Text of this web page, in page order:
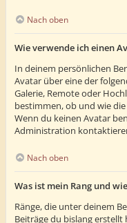
Nach oben
Wie verwende ich einen
In deinem persönlichen
Avatar über eine der
Galerie, Remote oder
bestimmen, ob und wie
Wenn du keinen Avatar
Administration
Nach oben
Was ist mein Rang und
Ränge, die unter deinem
Beiträge du bislang